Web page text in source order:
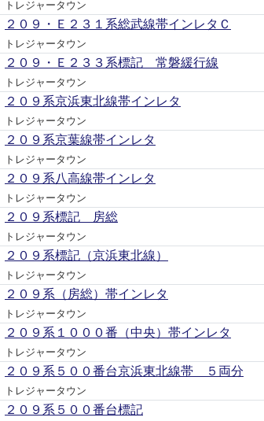
トレジャータウン
２０９・Ｅ２３１系総武線帯インレタＣ
トレジャータウン
２０９・Ｅ２３３系標記 常磐緩行線
トレジャータウン
２０９系京浜東北線帯インレタ
トレジャータウン
２０９系京葉線帯インレタ
トレジャータウン
２０９系八高線帯インレタ
トレジャータウン
２０９系標記 房総
トレジャータウン
２０９系標記（京浜東北線）
トレジャータウン
２０９系（房総）帯インレタ
トレジャータウン
２０９系１０００番（中央）帯インレタ
トレジャータウン
２０９系５００番台京浜東北線帯 ５両分
トレジャータウン
２０９系５００番台標記